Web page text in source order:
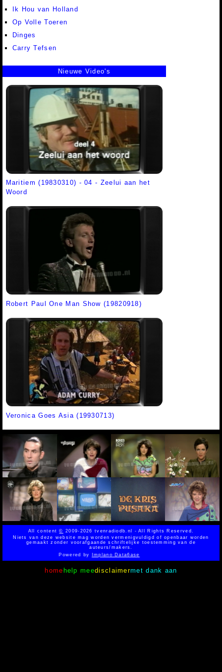
Ik Hou van Holland
Op Volle Toeren
Dinges
Carry Tefsen
Nieuwe Video's
Maritiem (19830310) - 04 - Zeelui aan het
Woord
Robert Paul One Man Show (19820918)
Veronica Goes Asia (19930713)
All content© 2009-2026 tvenradiodb.nl - All Rights Reserved.
Niets van deze website mag worden vermenigvuldigd of openbaar worden
gemaakt zonder voorafgaande schriftelijke toestemming van de
auteurs/makers.
Powered byImplano Data6ase
home help meedisclaimermet dank aan